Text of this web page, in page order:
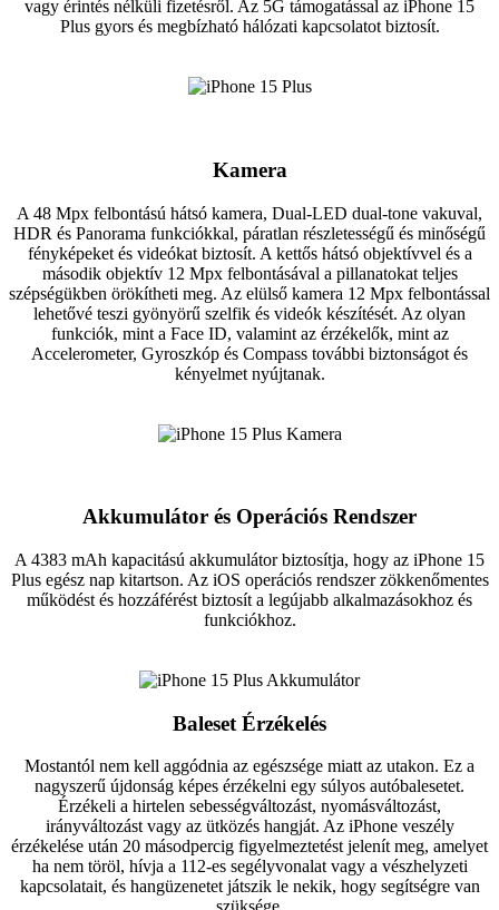
vagy érintés nélküli fizetésről. Az 5G támogatással az iPhone 15
Plus gyors és megbízható hálózati kapcsolatot biztosít.
Kamera
A 48 Mpx felbontású hátsó kamera, Dual-LED dual-tone vakuval,
HDR és Panorama funkciókkal, páratlan részletességű és minőségű
fényképeket és videókat biztosít. A kettős hátsó objektívvel és a
második objektív 12 Mpx felbontásával a pillanatokat teljes
szépségükben örökítheti meg. Az elülső kamera 12 Mpx felbontással
lehetővé teszi gyönyörű szelfik és videók készítését. Az olyan
funkciók, mint a Face ID, valamint az érzékelők, mint az
Accelerometer, Gyroszkóp és Compass további biztonságot és
kényelmet nyújtanak.
Akkumulátor és Operációs Rendszer
A 4383 mAh kapacitású akkumulátor biztosítja, hogy az iPhone 15
Plus egész nap kitartson. Az iOS operációs rendszer zökkenőmentes
működést és hozzáférést biztosít a legújabb alkalmazásokhoz és
funkciókhoz.
Baleset Érzékelés
Mostantól nem kell aggódnia az egészsége miatt az utakon. Ez a
nagyszerű újdonság képes érzékelni egy súlyos autóbalesetet.
Érzékeli a hirtelen sebességváltozást, nyomásváltozást,
irányváltozást vagy az ütközés hangját. Az iPhone veszély
érzékelése után 20 másodpercig figyelmeztetést jelenít meg, amelyet
ha nem töröl, hívja a 112-es segélyvonalat vagy a vészhelyzeti
kapcsolatait, és hangüzenetet játszik le nekik, hogy segítségre van